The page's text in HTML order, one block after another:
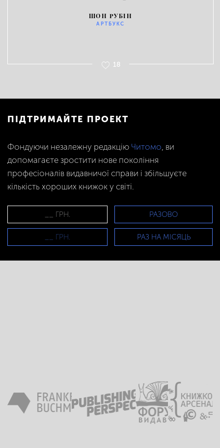
ШОН РУБІН
АРТБУКС
18
ПІДТРИМАЙТЕ ПРОЕКТ
Фондуючи незалежну редакцію Читомо, ви
допомагаєте зростити нове покоління
професіоналів видавничої справи і збільшуєте
кількість хороших книжок у світі.
РАЗОВО
РАЗ НА МІСЯЦЬ